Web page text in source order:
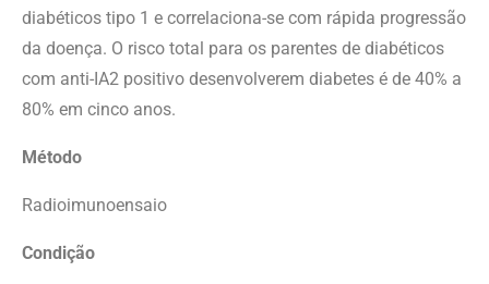
diabéticos tipo 1 e correlaciona-se com rápida progressão
da doença. O risco total para os parentes de diabéticos
com anti-IA2 positivo desenvolverem diabetes é de 40% a
80% em cinco anos.
Método
Radioimunoensaio
Condição